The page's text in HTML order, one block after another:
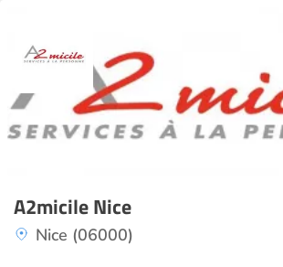
A2micile Nice
Nice (06000)